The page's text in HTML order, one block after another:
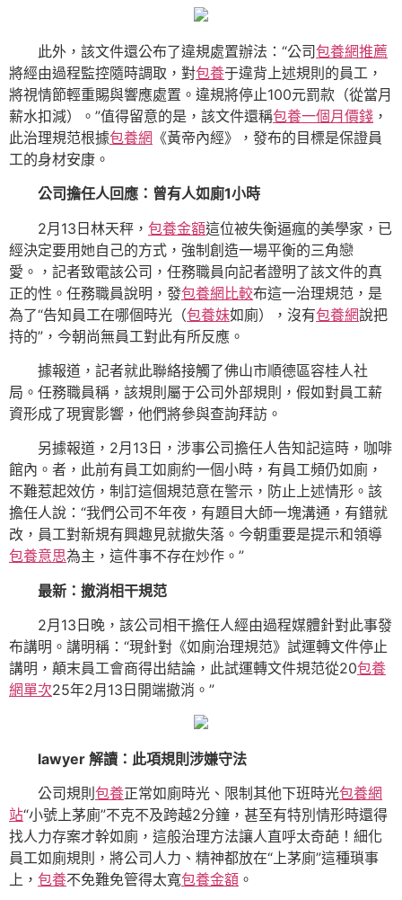
此外，該文件還公布了違規處置辦法：“公司包養網推薦
將經由過程監控隨時調取，對包養于違背上述規則的員工，
將視情節輕重賜與響應處置。違規將停止100元罰款（從當月
薪水扣減）。”值得留意的是，該文件還稱包養一個月價錢 ，
此治理規范根據包養網 《黃帝內經》，發布的目標是保證員
工的身材安康。
公司擔任人回應：曾有人如廁1小時
2月13日林天秤， 包養金額這位被失衡逼瘋的美學家，已
經決定要用她自己的方式，強制創造一場平衡的三角戀
愛。，記者致電該公司，任務職員向記者證明了該文件的真
正的性。任務職員說明，發包養網比較布這一治理規范，是
為了“告知員工在哪個時光（包養妹如廁），沒有包養網說把
持的”，今朝尚無員工對此有所反應。
據報道，記者就此聯絡接觸了佛山市順德區容桂人社
局。任務職員稱，該規則屬于公司外部規則，假如對員工薪
資形成了現實影響，他們將參與查詢拜訪。
另據報道，2月13日，涉事公司擔任人告知記這時，咖啡
館內。者，此前有員工如廁約一個小時，有員工頻仍如廁，
不難惹起效仿，制訂這個規范意在警示，防止上述情形。該
擔任人說：“我們公司不年夜，有題目大師一塊溝通，有錯就
改，員工對新規有興趣見就撤失落。今朝重要是提示和領導
包養意思為主，這件事不存在炒作。”
最新：撤消相干規范
2月13日晚，該公司相干擔任人經由過程媒體針對此事發
布講明。講明稱：“現針對《如廁治理規范》試運轉文件停止
講明，顛末員工會商得出結論，此試運轉文件規范從20包養
網單次25年2月13日開端撤消。”
lawyer 解讀：此項規則涉嫌守法
公司規則 包養正常如廁時光、限制其他下班時光包養網
站“小號上茅廁”不克不及跨越2分鐘，甚至有特別情形時還得
找人力存案才幹如廁，這般治理方法讓人直呼太奇葩！細化
員工如廁規則，將公司人力、精神都放在“上茅廁”這種瑣事
上， 包養不免難免管得太寬包養金額 。